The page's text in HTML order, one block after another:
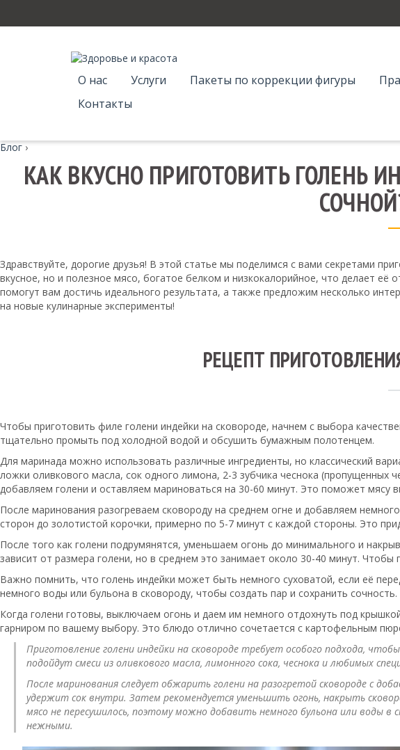
О нас Услуги Пакеты по коррекции фигуры
Контакты
Блог ›
КАК ВКУСНО ПРИГОТОВИТЬ ГОЛЕНЬ
Здравствуйте, дорогие друзья! В этой статье мы поделимся с вами секретами
вкусное, но и полезное мясо, богатое белком и низкокалорийное, что делает
помогут вам достичь идеального результата, а также предложим несколько
на новые кулинарные эксперименты!
РЕЦЕПТ
Чтобы приготовить филе голени индейки на сковороде, начнем с выбора
тщательно промыть под холодной водой и обсушить бумажным полотенцем.
Для маринада можно использовать различные ингредиенты, но классический
ложки оливкового масла, сок одного лимона, 2-3 зубчика чеснока (пропущенных
добавляем голени и оставляем мариноваться на 30-60 минут. Это поможет мясу
После маринования разогреваем сковороду на среднем огне и добавляем
сторон до золотистой корочки, примерно по 5-7 минут с каждой стороны. Это
После того как голени подрумянятся, уменьшаем огонь до минимального и
зависит от размера голени, но в среднем это занимает около 30-40 минут.
Важно помнить, что голень индейки может быть немного суховатой, если её
немного воды или бульона в сковороду, чтобы создать пар и сохранить сочность.
Когда голени готовы, выключаем огонь и даем им немного отдохнуть под
гарниром по вашему выбору. Это блюдо отлично сочетается с картофельным
Приготовление голени индейки на сковороде требует особого подхода,
подойдут смеси из оливкового масла, лимонного сока, чеснока и любимых
После маринования следует обжарить голени на разогретой сковороде с
удержит сок внутри. Затем рекомендуется уменьшить огонь, накрыть
мясо не пересушилось, поэтому можно добавить немного бульона или воды в
нежными.